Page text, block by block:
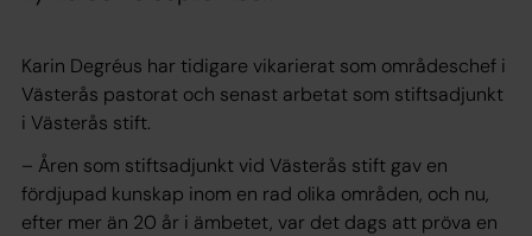
Karin Degréus har tidigare vikarierat som områdeschef i
Västerås pastorat och senast arbetat som stiftsadjunkt
i Västerås stift.
– Åren som stiftsadjunkt vid Västerås stift gav en
fördjupad kunskap inom en rad olika områden, och nu,
efter mer än 20 år i ämbetet, var det dags att pröva en